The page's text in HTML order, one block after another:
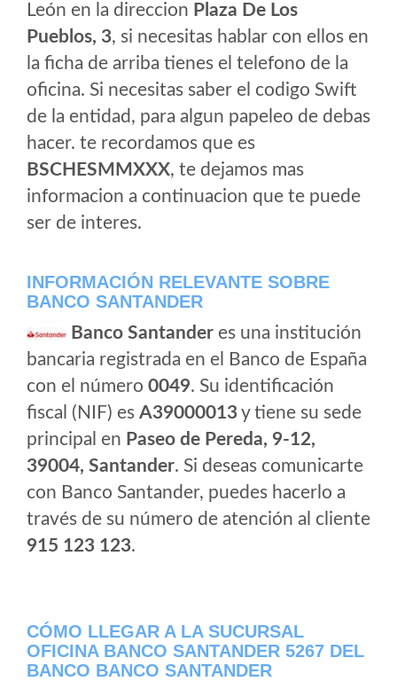
León en la direccion Plaza De Los
Pueblos, 3, si necesitas hablar con ellos en
la ficha de arriba tienes el telefono de la
oficina. Si necesitas saber el codigo Swift
de la entidad, para algun papeleo de debas
hacer. te recordamos que es
BSCHESMMXXX, te dejamos mas
informacion a continuacion que te puede
ser de interes.
INFORMACIÓN RELEVANTE SOBRE
BANCO SANTANDER
Banco Santander es una institución
bancaria registrada en el Banco de España
con el número 0049. Su identificación
fiscal (NIF) es A39000013y tiene su sede
principal en Paseo de Pereda, 9-12,
39004, Santander. Si deseas comunicarte
con Banco Santander, puedes hacerlo a
través de su número de atención al cliente
915 123 123.
CÓMO LLEGAR A LA SUCURSAL
OFICINA BANCO SANTANDER 5267 DEL
BANCO BANCO SANTANDER